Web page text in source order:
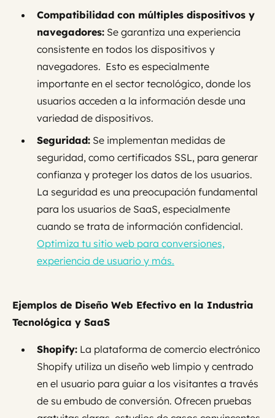
Compatibilidad con múltiples dispositivos y
navegadores: Se garantiza una experiencia
consistente en todos los dispositivos y
navegadores. Esto es especialmente
importante en el sector tecnológico, donde los
usuarios acceden a la información desde una
variedad de dispositivos.
Seguridad: Se implementan medidas de
seguridad, como certificados SSL, para generar
confianza y proteger los datos de los usuarios.
La seguridad es una preocupación fundamental
para los usuarios de SaaS, especialmente
cuando se trata de información confidencial.
Optimiza tu sitio web para conversiones,
experiencia de usuario y más.
Ejemplos de Diseño Web Efectivo en la Industria
Tecnológica y SaaS
Shopify: La plataforma de comercio electrónico
Shopify utiliza un diseño web limpio y centrado
en el usuario para guiar a los visitantes a través
de su embudo de conversión. Ofrecen pruebas